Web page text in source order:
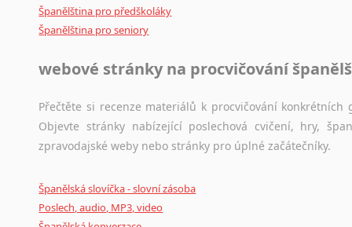
Španělština pro předškoláky
Španělština pro seniory
webové stránky na procvičování
Přečtěte si recenze materiálů k procvičování
Objevte stránky nabízející poslechová cvičení, hry,
zpravodajské weby nebo stránky pro úplné začátečníky.
Španělská slovíčka - slovní zásoba
Poslech, audio, MP3, video